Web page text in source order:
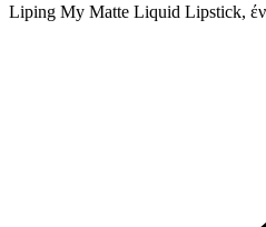
Liping My Matte Liquid Lipstick, ένα